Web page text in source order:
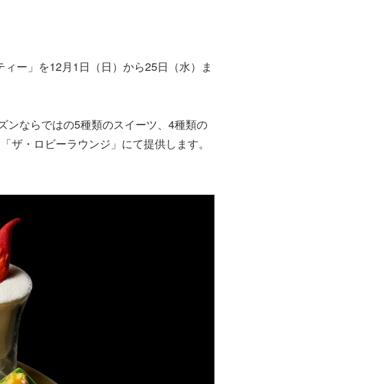
ー」を12月1日（日）から25日（水）ま
ンならではの5種類のスイーツ、4種類の
・ロビーラウンジ」にて提供します。